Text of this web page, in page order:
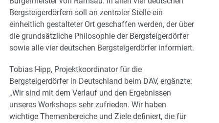
Bergsteigerdörfern soll an zentraler Stelle ein
einheitlich gestalteter Ort geschaffen werden, der über
die grundsätzliche Philosophie der Bergsteigerdörfer
sowie alle vier deutschen Bergsteigerdörfer informiert.
Tobias Hipp, Projektkoordinator für die
Bergsteigerdörfer in Deutschland beim DAV, ergänzte:
„Wir sind mit dem Verlauf und den Ergebnissen
unseres Workshops sehr zufrieden. Wir haben
wichtige Themenbereiche und Ziele definiert, die für